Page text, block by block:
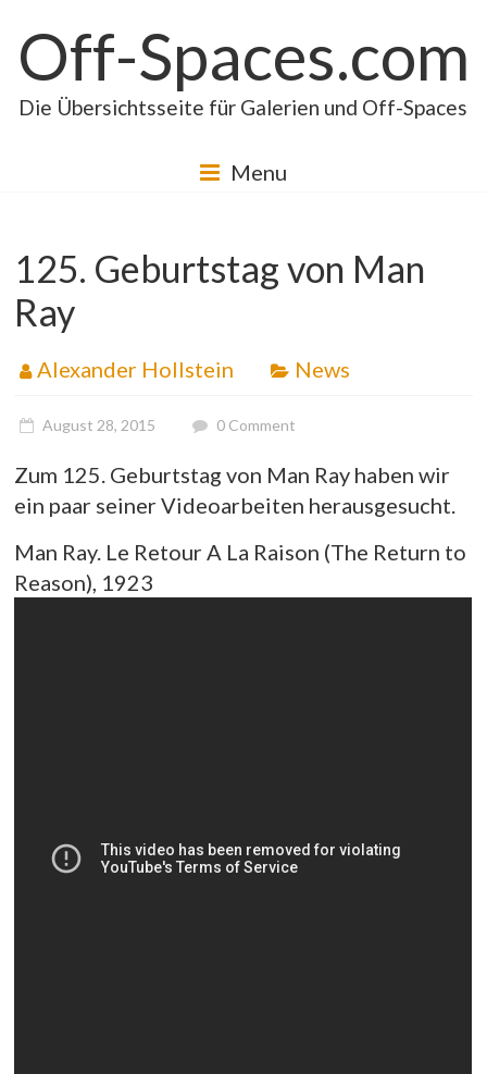
content
Off-Spaces.com
Die Übersichtsseite für Galerien und Off-Spaces
Menu
125. Geburtstag von Man
Ray
Alexander Hollstein News
August 28, 2015 0 Comment
Zum 125. Geburtstag von Man Ray haben wir
ein paar seiner Videoarbeiten herausgesucht.
Man Ray. Le Retour A La Raison (The Return to
Reason), 1923